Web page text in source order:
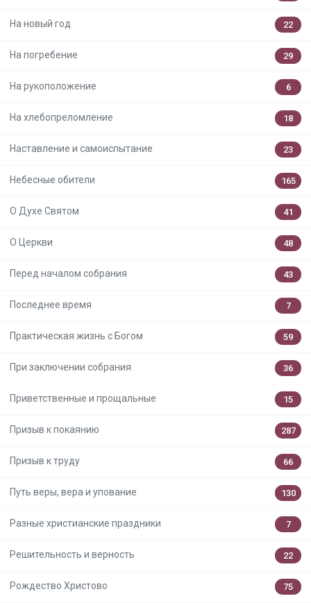
На новый год 22
На погребение 29
На рукоположение 6
На хлебопреломление 18
Наставление и самоиспытание 23
Небесные обители 165
О Духе Святом 41
О Церкви 48
Перед началом собрания 43
Последнее время 7
Практическая жизнь с Богом 59
При заключении собрания 36
Приветственные и прощальные 15
Призыв к покаянию 287
Призыв к труду 66
Путь веры, вера и упование 130
Разные христианские праздники 7
Решительность и верность 22
Рождество Христово 75